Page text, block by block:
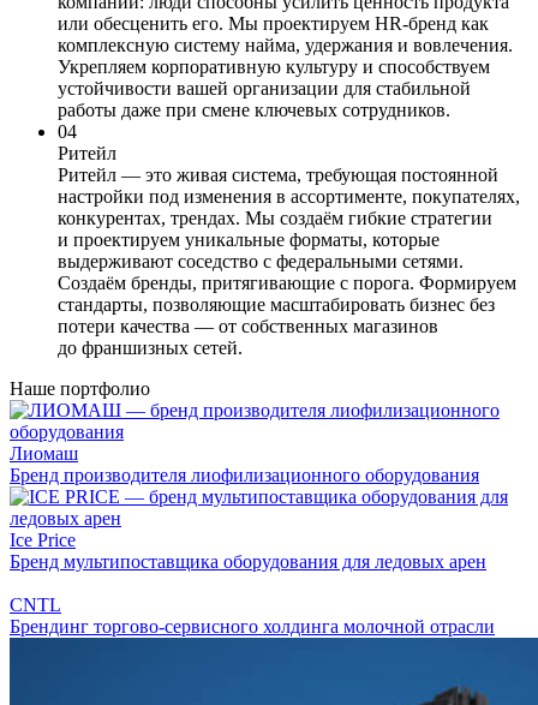
или обесценить его. Мы проектируем HR-бренд как
комплексную систему найма, удержания и вовлечения.
Укрепляем корпоративную культуру и способствуем
устойчивости вашей организации для стабильной
работы даже при смене ключевых сотрудников.
04
Ритейл
Ритейл — это живая система, требующая постоянной
настройки под изменения в ассортименте, покупателях,
конкурентах, трендах. Мы создаём гибкие стратегии
и проектируем уникальные форматы, которые
выдерживают соседство с федеральными сетями.
Создаём бренды, притягивающие с порога. Формируем
стандарты, позволяющие масштабировать бизнес без
потери качества — от собственных магазинов
до франшизных сетей.
Наше портфолио
Лиомаш
Бренд производителя лиофилизационного оборудования
Ice Price
Бренд мультипоставщика оборудования для ледовых арен
CNTL
Брендинг торгово-сервисного холдинга молочной отрасли